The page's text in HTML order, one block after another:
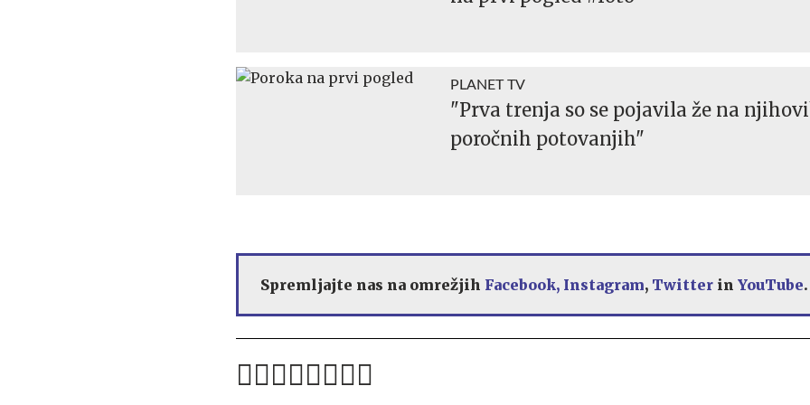
PLANET TV
"Prva trenja so se pojavila že na
poročnih potovanjih"
Spremljajte nas na omrežjih Facebook, Instagram, Twitter in YouTube.